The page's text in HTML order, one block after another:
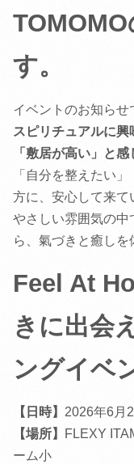
す。
イベントのお知らせ
スピリチュアルに興
「敷居が高い」と
「自分を整えたい
方に、安心して来て
やさしい雰囲気の中
ら、氣づきと癒しを
Feel At
きに出会
ングイベ
【日時】 2026年6月
【場所】
FLEXY
ーム小